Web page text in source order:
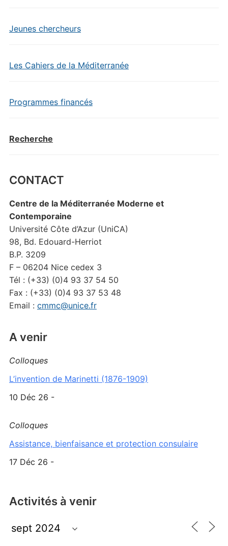
Jeunes chercheurs
Les Cahiers de la Méditerranée
Programmes financés
Recherche
CONTACT
Centre de la Méditerranée Moderne et
Contemporaine
Université Côte d’Azur (UniCA)
98, Bd. Edouard-Herriot
B.P. 3209
F – 06204 Nice cedex 3
Tél : (+33) (0)4 93 37 54 50
Fax : (+33) (0)4 93 37 53 48
Email : cmmc@unice.fr
A venir
Colloques
L’invention de Marinetti (1876-1909)
10 Déc 26 -
Colloques
Assistance, bienfaisance et protection consulaire
17 Déc 26 -
Activités à venir